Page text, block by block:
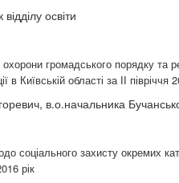
освіти
громадського порядку та
в Київській області за ІІ півріччя
в.о.начальника
захисту окремих
рік